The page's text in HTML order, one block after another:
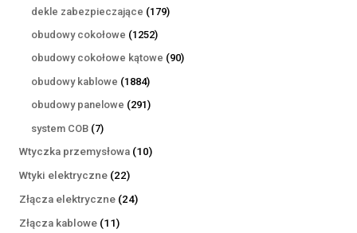
produktów
dekle zabezpieczające 179179
obudowy cokołowe 12521252
produkty
obudowy cokołowe kątowe 9090
obudowy kablowe 18841884
produkty
obudowy panelowe 291291
system COB 77
produktów
Wtyczka przemysłowa 1010
Wtyki elektryczne 2222
produkty
Złącza elektryczne 2424
Złącza kablowe 1111